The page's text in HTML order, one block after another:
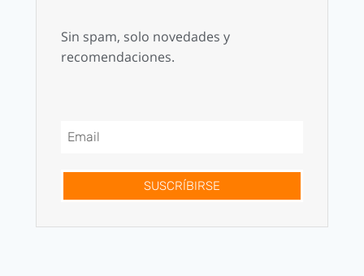
Sin spam, solo novedades y
recomendaciones.
SUSCRÍBIRSE